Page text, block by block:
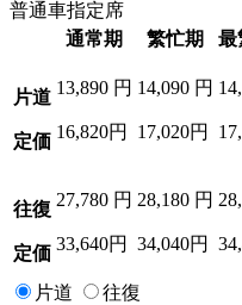
普通車指定席
通常期
繁忙期 最
片道
定価
13,890 円
16,820円
14,090 円
17,020円
往復
定価
27,780 円
33,640円
28,180 円
34,040円
片道
往復